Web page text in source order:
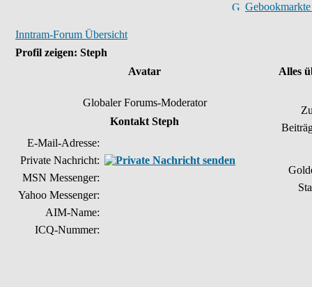
Inntram-Forum Übersicht
Profil zeigen: Steph
Avatar
Alles
Globaler Forums-Moderator
Kontakt Steph
E-Mail-Adresse:
Private Nachricht:
MSN Messenger:
Yahoo Messenger:
AIM-Name:
ICQ-Nummer: